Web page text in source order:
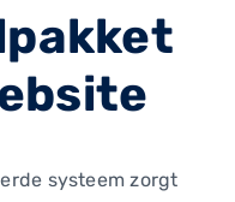
systeem zorgt